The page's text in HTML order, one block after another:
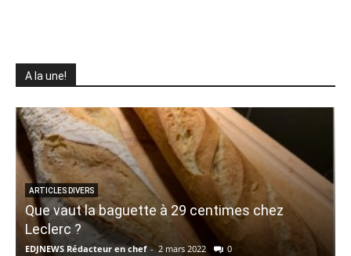
A la une!
ARTICLES DIVERS
Que vaut la baguette à 29 centimes chez
Leclerc ?
EDJNEWS Rédacteur en chef - 2 mars 2022 0